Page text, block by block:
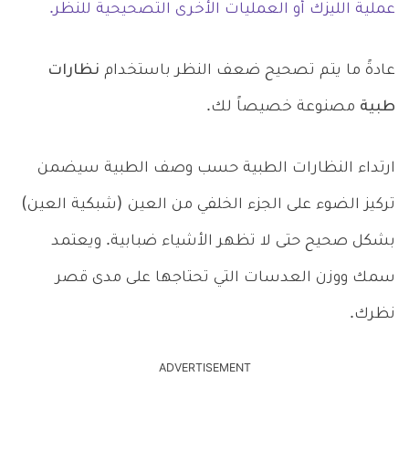
عملية الليزك أو العمليات الأخرى التصحيحية للنظر.
عادةً ما يتم تصحيح ضعف النظر باستخدام نظارات
طبية مصنوعة خصيصاً لك.
ارتداء النظارات الطبية حسب وصف الطبية سيضمن
تركيز الضوء على الجزء الخلفي من العين (شبكية العين)
بشكل صحيح حتى لا تظهر الأشياء ضبابية. ويعتمد
سمك ووزن العدسات التي تحتاجها على مدى قصر
نظرك.
ADVERTISEMENT